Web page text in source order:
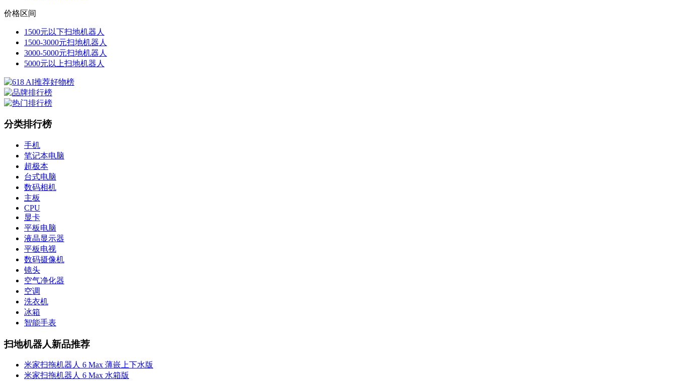
价格区间
1500元以下扫地机器人
1500-3000元扫地机器人
3000-5000元扫地机器人
5000元以上扫地机器人
分类排行榜
手机
笔记本电脑
超极本
台式电脑
数码相机
主板
CPU
显卡
平板电脑
液晶显示器
平板电视
数码摄像机
镜头
空气净化器
空调
洗衣机
冰箱
智能手表
扫地机器人新品推荐
米家扫拖机器人 6 Max 薄嵌上下水版
米家扫拖机器人 6 Max 水箱版